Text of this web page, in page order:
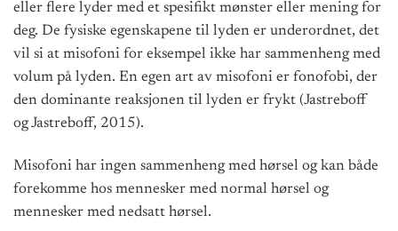
eller flere lyder med et spesifikt mønster eller mening for
deg. De fysiske egenskapene til lyden er underordnet, det
vil si at misofoni for eksempel ikke har sammenheng med
volum på lyden. En egen art av misofoni er fonofobi, der
den dominante reaksjonen til lyden er frykt (Jastreboff
og Jastreboff, 2015).
Misofoni har ingen sammenheng med hørsel og kan både
forekomme hos mennesker med normal hørsel og
mennesker med nedsatt hørsel.